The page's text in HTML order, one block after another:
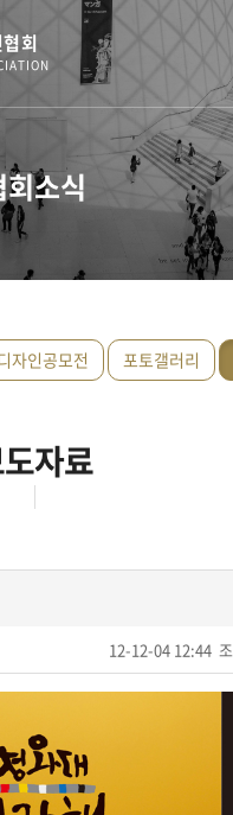
회
회소식
자인공모전 포토갤러리
자료
12-12-04 12:44